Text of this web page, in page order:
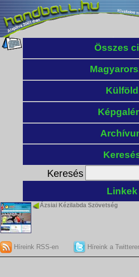
Összes
Külföld
Keresés
Linkek
Ázsiai Kézilabda Szövetség
Híreink RSS-en Híreink a